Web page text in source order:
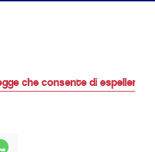
che consente di espellere